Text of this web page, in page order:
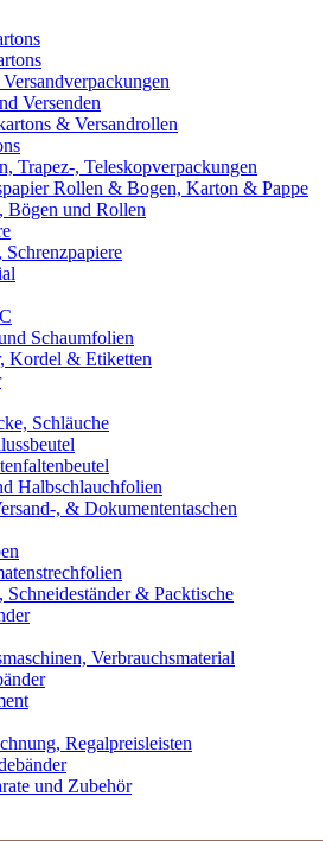
Versenden
& Versandrollen
Trapez-, Teleskopverpackungen
Rollen & Bogen, Karton & Pappe
Bögen und Rollen
Schrenzpapiere
Schaumfolien
Kordel & Etiketten
Schläuche
Halbschlauchfolien
, & Dokumententaschen
Schneideständer & Packtische
Verbrauchsmaterial
Regalpreisleisten
und Zubehör